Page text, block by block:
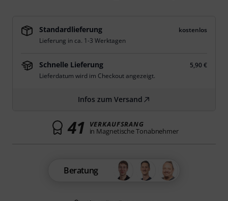
Standardlieferung
kostenlos
Lieferung in ca. 1-3 Werktagen
Schnelle Lieferung
5,90 €
Lieferdatum wird im Checkout angezeigt.
Infos zum Versand
41 VERKAUFSRANG
in Magnetische Tonabnehmer
Beratung